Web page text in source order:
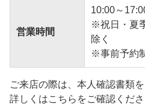
営業時間
10:00～
※祝日・夏
除く
※事前予約
ご来店の際は、本人確認書類を
詳しくはこちらをご確認くださ